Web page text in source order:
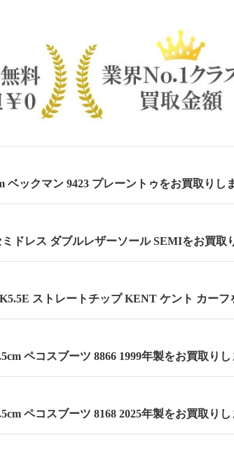
ベックマン 9423 プレーントゥをお買取りし
ドレス ダブルレザーソール SEMIをお買取
ストレートチップ KENT ケント カーフ
ペコスブーツ 8866 1999年製をお買取りし
ペコスブーツ 8168 2025年製をお買取りし